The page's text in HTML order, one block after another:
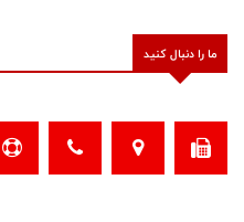
ما را دنبال کنید